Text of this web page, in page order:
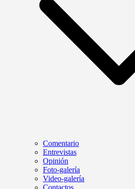
Comentario
Entrevistas
Opinión
Foto-galería
Video-galería
Contactos